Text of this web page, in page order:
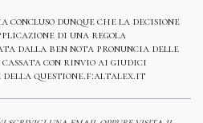
concluso dunque che la decisione
di una regola
dalla ben nota pronuncia delle
cassata con rinvio ai giudici
della questione.f:altalex.it